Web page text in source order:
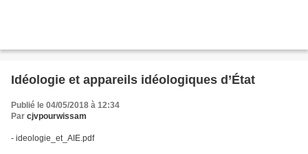
Idéologie et appareils idéologiques d’État
Publié le 04/05/2018 à 12:34
Par cjvpourwissam
- ideologie_et_AIE.pdf